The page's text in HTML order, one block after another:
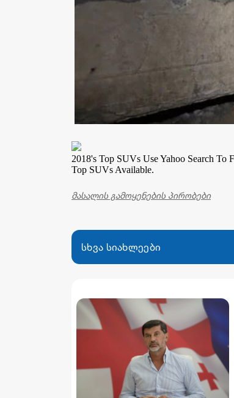
2018's Top SUVs Use Yahoo Search To
Top SUVs Available.
მასალის გამოყენების პირობები
სხვა სიახლეები